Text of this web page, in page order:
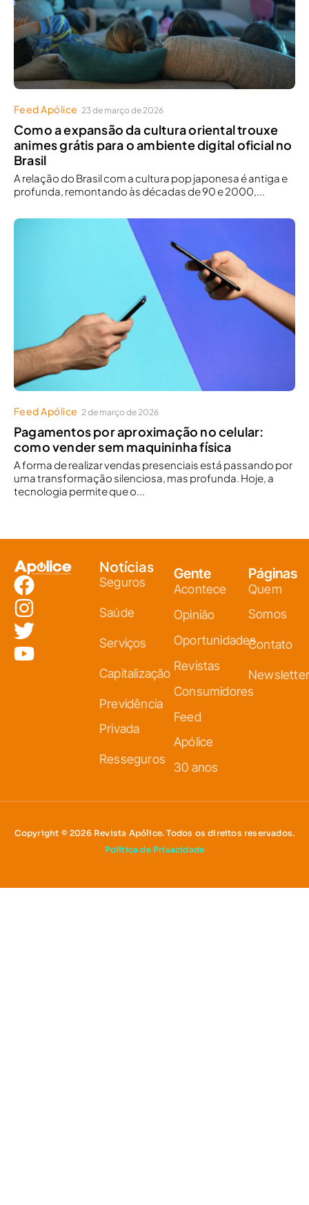
Feed Apólice 23 de março de 2026
Como a expansão da cultura oriental trouxe
animes grátis para o ambiente digital oficial no
Brasil
A relação do Brasil com a cultura pop japonesa é antiga e
profunda, remontando às décadas de 90 e 2000,...
Feed Apólice 2 de março de 2026
Pagamentos por aproximação no celular:
como vender sem maquininha física
A forma de realizar vendas presenciais está passando por
uma transformação silenciosa, mas profunda. Hoje, a
tecnologia permite que o...
Notícias
Seguros
Saúde
Serviços
Capitalização
Previdência
Privada
Resseguros
Gente
Acontece
Opinião
Oportunidades
Revistas
Consumidores
Feed
Apólice
30 anos
Páginas
Quem
Somos
Contato
Newsletter
Copyright © 2026 Revista Apólice. Todos os direitos reservados.
Política de Privacidade